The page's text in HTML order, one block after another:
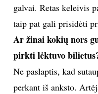
Kokių privalumų turi
Mūsų aviakompanijos
suteikiama nemažo
bilietus dviems
pasinaudoti šia